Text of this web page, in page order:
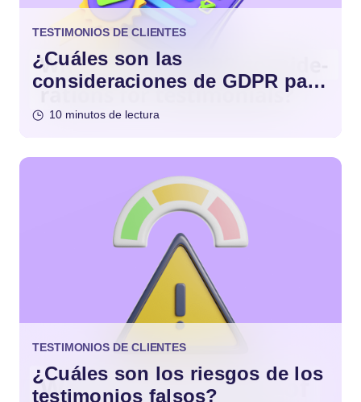
TESTIMONIOS DE CLIENTES
¿Cuáles son las
consideraciones de GDPR para
10 minutos de lectura
TESTIMONIOS DE CLIENTES
¿Cuáles son los riesgos de los
testimonios falsos?